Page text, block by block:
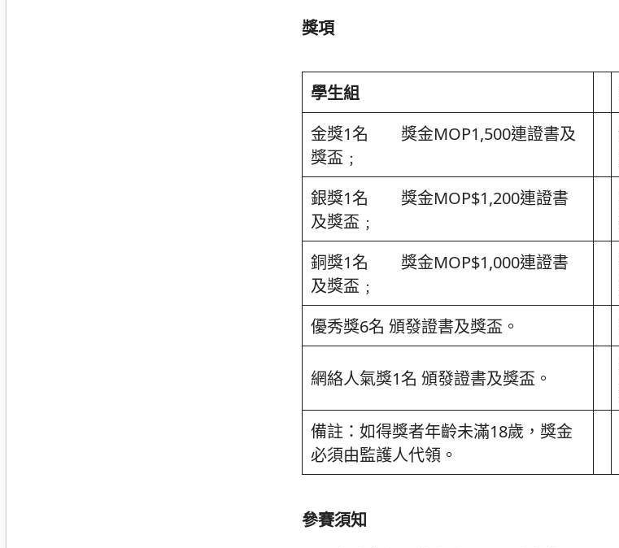
獎項
學生組
金獎1名 獎金MOP1,500連證書及
獎盃﹔
銀獎1名 獎金MOP$1,200連證書
及獎盃﹔
銅獎1名 獎金MOP$1,000連證書
及獎盃﹔
優秀獎6名 頒發證書及獎盃。
網絡人氣獎1名 頒發證書及獎盃。
備註：如得獎者年齡未滿18歲，獎金
必須由監護人代領。
參賽須知